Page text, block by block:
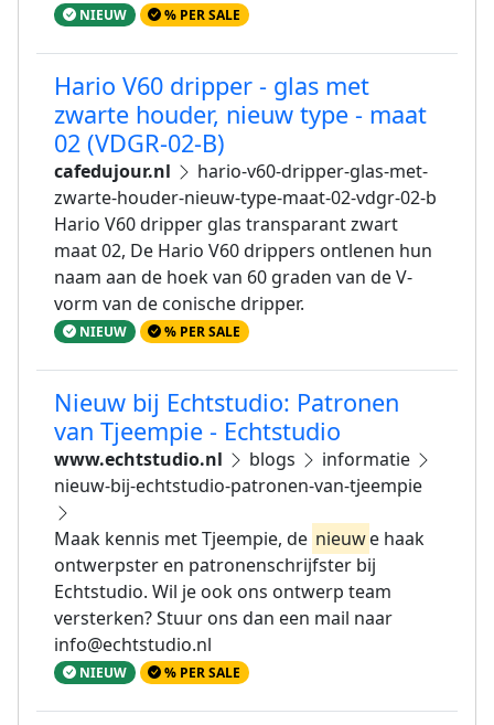
NIEUW % PER SALE
Hario V60 dripper - glas met
zwarte houder, nieuw type - maat
02 (VDGR-02-B)
cafedujour.nl
hario-v60-dripper-glas-met-
zwarte-houder-nieuw-type-maat-02-vdgr-02-b
Hario V60 dripper glas transparant zwart
maat 02, De Hario V60 drippers ontlenen hun
naam aan de hoek van 60 graden van de V-
vorm van de conische dripper.
NIEUW % PER SALE
Nieuw bij Echtstudio: Patronen
van Tjeempie - Echtstudio
www.echtstudio.nl blogs
informatie
nieuw-bij-echtstudio-patronen-van-tjeempie
Maak kennis met Tjeempie, de nieuwe haak
ontwerpster en patronenschrijfster bij
Echtstudio. Wil je ook ons ontwerp team
versterken? Stuur ons dan een mail naar
info@echtstudio.nl
NIEUW % PER SALE